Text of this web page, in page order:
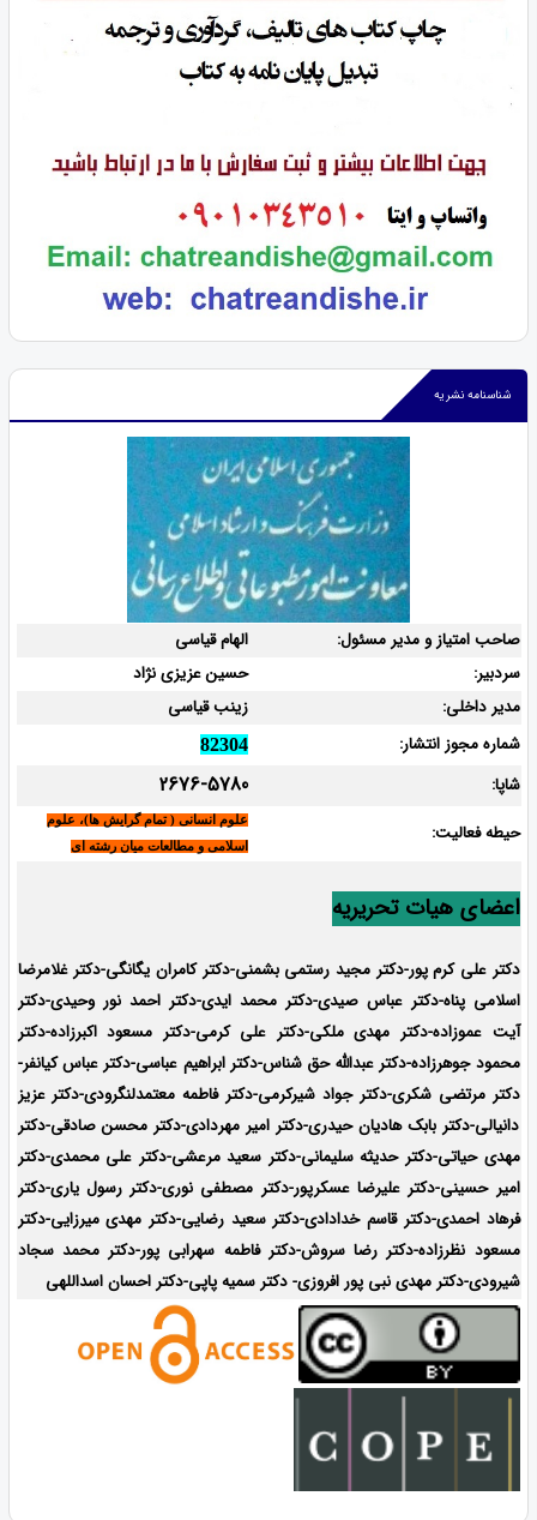
شناسنامه نشریه
صاحب امتیاز و مدیر مسئول:
الهام قیاسی
سردبیر:
حسین عزیزی نژاد
مدیر داخلی:
زینب قیاسی
شماره مجوز انتشار:
82304
شاپا: 2676-5780
حیطه فعالیت:
علوم انسانی ( تمام گرایش ها)، علوم
اسلامی و مطالعات میان رشته ای
اعضای هیات تحریریه
دکتر علی کرم پور-دکتر مجید رستمی بشمنی-دکتر کامران یگانگی-دکتر غلامرضا
اسلامی پناه-دکتر عباس صیدی-دکتر محمد ایدی-دکتر احمد نور وحیدی-دکتر
آیت عموزاده-دکتر مهدی ملکی-دکتر علی کرمی-دکتر مسعود اکبرزاده-دکتر
محمود جوهرزاده-دکتر عبدالله حق شناس-دکتر ابراهیم عباسی-دکتر عباس کیانفر-
دکتر مرتضی شکری-دکتر جواد شیرکرمی-دکتر فاطمه معتمدلنگرودی-دکتر عزیز
دانیالی-دکتر بابک هادیان حیدری-دکتر امیر مهردادی-دکتر محسن صادقی-دکتر
مهدی حیاتی-دکتر حدیثه سلیمانی-دکتر سعید مرعشی-دکتر علی محمدی-دکتر
امیر حسینی-دکتر علیرضا عسکرپور-دکتر مصطفی نوری-دکتر رسول یاری-دکتر
فرهاد احمدی-دکتر قاسم خدادادی-دکتر سعید رضایی-دکتر مهدی میرزایی-دکتر
مسعود نظرزاده-دکتر رضا سروش-دکتر فاطمه سهرابی پور-دکتر محمد سجاد
شیرودی-دکتر مهدی نبی پور افروزی- دکتر سمیه پاپی-دکتر احسان اسداللهی